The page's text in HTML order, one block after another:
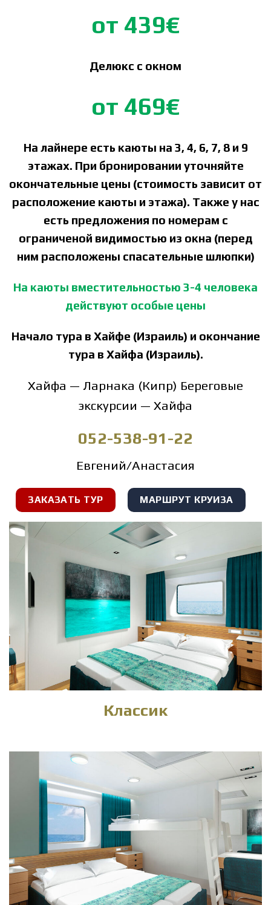
от 439€
Делюкс с окном
от 469€
На лайнере есть каюты на 3, 4, 6, 7, 8 и 9
этажах. При бронировании уточняйте
окончательные цены (стоимость зависит от
расположение каюты и этажа). Также у нас
есть предложения по номерам с
ограниченой видимостью из окна (перед
ним расположены спасательные шлюпки)
На каюты вместительностью 3-4 человека
действуют особые цены
Начало тура в Хайфе (Израиль) и окончание
тура в Хайфа (Израиль).
Хайфа — Ларнака (Кипр) Береговые
экскурсии — Хайфа
052-538-91-22
Евгений/Анастасия
ЗАКАЗАТЬ ТУР МАРШРУТ КРУИЗА
Классик